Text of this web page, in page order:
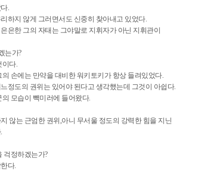
.
하지 않게 그러면서도 신중히 찾아내고 있었다.
은한 그의 자태는 그야말로 지휘자가 아닌 지휘관이
는가?
이다.
손에는 만약을 대비한 워키토키가 항상 들려있었다.
정도의 권위는 있어야 된다고 생각했는데 그것이 아쉽다.
모습이 빽미러에 들어왔다.
않는 근엄한 권위,아니 무서울 정도의 강력한 힘을 지닌
걱정하겠는가?
다.